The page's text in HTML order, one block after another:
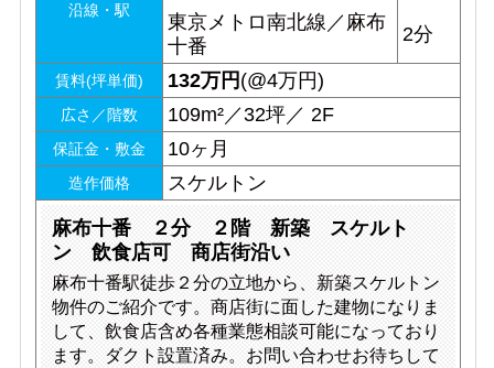
沿線・駅
東京メトロ南北線／麻布
十番
2分
賃料(坪単価) 132万円 (@4万円)
広さ／階数 109m²／32坪／ 2F
保証金・敷金 10ヶ月
造作価格 スケルトン
麻布十番 ２分 ２階 新築 スケルト
ン 飲食店可 商店街沿い
麻布十番駅徒歩２分の立地から、新築スケルトン
物件のご紹介です。商店街に面した建物になりま
して、飲食店含め各種業態相談可能になっており
ます。ダクト設置済み。お問い合わせお待ちして